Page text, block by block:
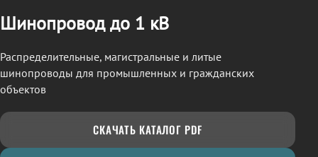
Шинопровод до 1 кВ
Распределительные, магистральные и литые
шинопроводы для промышленных и гражданских
объектов
СКАЧАТЬ КАТАЛОГ PDF